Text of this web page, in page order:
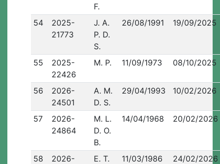
F.
54
2025-
21773
J. A.
P. D.
S.
26/08/1991 19/09/2025
55
2025-
22426
M. P. 11/09/1973 08/10/2025
56
2026-
24501
A. M.
D. S.
29/04/1993 10/02/2026
57
2026-
24864
M. L.
D. O.
B.
14/04/1968 20/02/2026
58
2026-
E. T.
11/03/1986 24/02/2026